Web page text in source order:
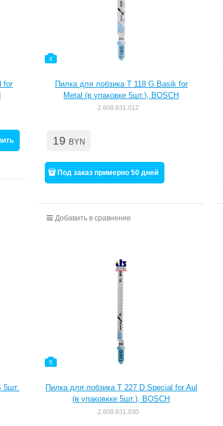
for
4
Пилка для лобзика T 118 G Basik for
Metal (в упаковке 5шт.), BOSCH
2.608.631.012
19 BYN
Под заказ примерно 50 дней
Добавить в сравнение
5
Пилка для лобзика T 227 D Special for Aul
(в упаковкке 5шт.), BOSCH
2.608.631.030